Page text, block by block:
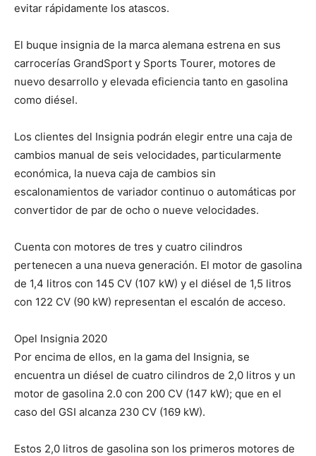
evitar rápidamente los atascos.
El buque insignia de la marca alemana estrena en sus
carrocerías GrandSport y Sports Tourer, motores de
nuevo desarrollo y elevada eficiencia tanto en gasolina
como diésel.
Los clientes del Insignia podrán elegir entre una caja de
cambios manual de seis velocidades, particularmente
económica, la nueva caja de cambios sin
escalonamientos de variador continuo o automáticas por
convertidor de par de ocho o nueve velocidades.
Cuenta con motores de tres y cuatro cilindros
pertenecen a una nueva generación. El motor de gasolina
de 1,4 litros con 145 CV (107 kW) y el diésel de 1,5 litros
con 122 CV (90 kW) representan el escalón de acceso.
Opel Insignia 2020
Por encima de ellos, en la gama del Insignia, se
encuentra un diésel de cuatro cilindros de 2,0 litros y un
motor de gasolina 2.0 con 200 CV (147 kW); que en el
caso del GSI alcanza 230 CV (169 kW).
Estos 2,0 litros de gasolina son los primeros motores de